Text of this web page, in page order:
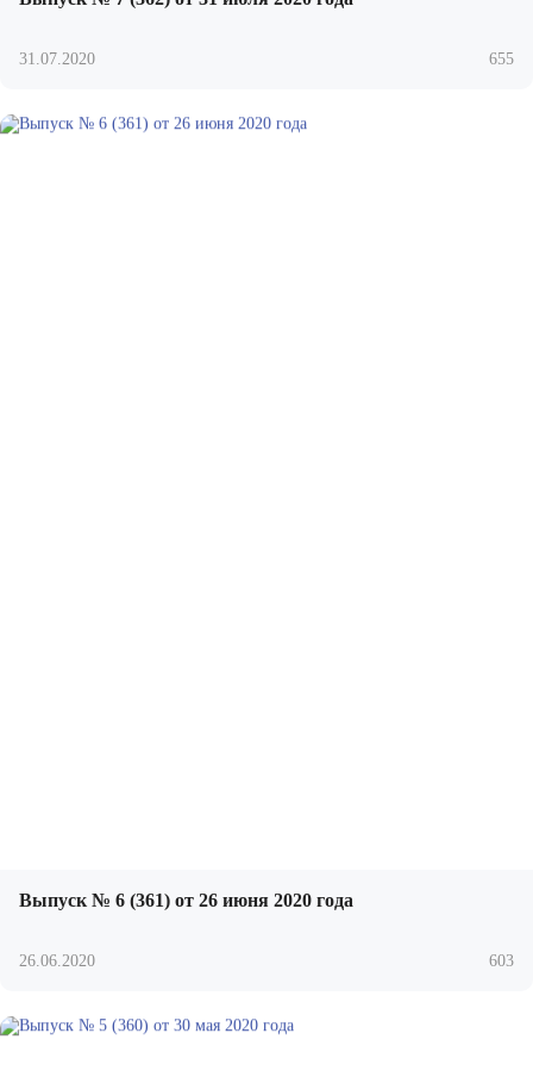
31.07.2020 655
Выпуск № 6 (361) от 26 июня 2020 года
26.06.2020 603